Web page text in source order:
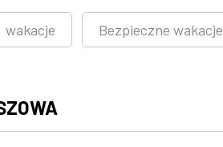
wakacje Bezpieczne wakacje